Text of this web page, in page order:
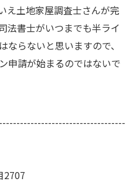
え土地家屋調査士さんが完
法書士がいつまでも半ライ
ならないと思いますので、
申請が始まるのではないで
2707